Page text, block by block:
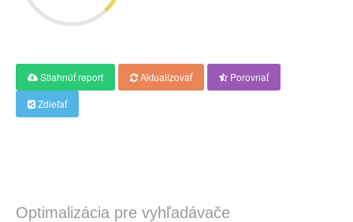
Stiahnúť report Aktualizovať
Porovnať
Zdieľať
Optimalizácia pre vyhľadávače